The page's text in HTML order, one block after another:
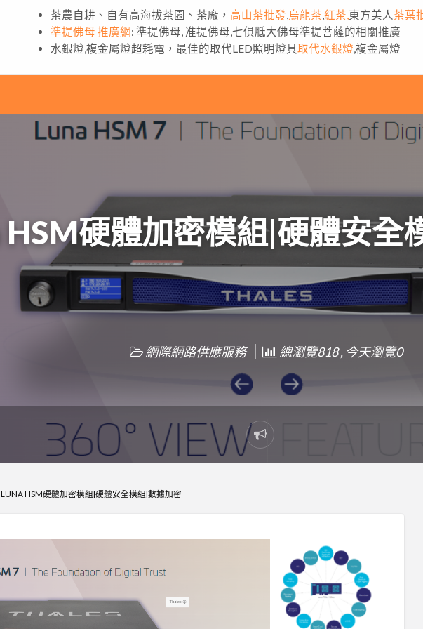
茶農自耕、自有高海拔茶園、茶廠， 高山茶批發 烏龍茶 紅茶, 東方美人 茶葉
準提佛母 推廣網: 準提佛母, 准提佛母,七俱胝大佛母準提菩薩的相關推廣
水銀燈,複金屬燈超耗電，最佳的取代LED照明燈具取代水銀燈 ,複金屬燈
HSM硬體加密模組|硬體安全
網際網路供應服務 總瀏覽818 , 今天瀏覽0
Report
problem
LUNA HSM硬體加密模組|硬體安全模組|數據加密